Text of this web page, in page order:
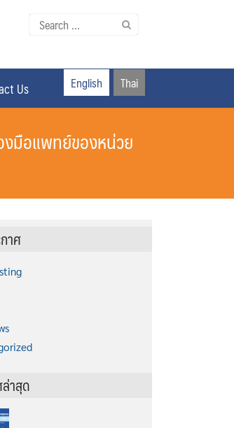
Search
Us English Thai
งมือแพทย์ของหน่วย
าศ
าสุด